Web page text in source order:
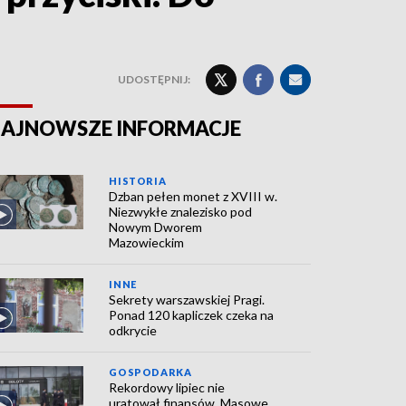
UDOSTĘPNIJ:
INFORMACJE
HISTORIA
Dzban pełen monet z XVIII w.
Niezwykłe znalezisko pod
Nowym Dworem
Mazowieckim
INNE
Sekrety warszawskiej Pragi.
Ponad 120 kapliczek czeka na
odkrycie
GOSPODARKA
Rekordowy lipiec nie
uratował finansów. Masowe